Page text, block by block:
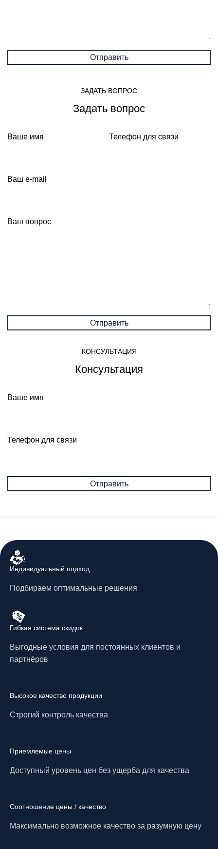
ЗАДАТЬ ВОПРОС
Задать вопрос
Ваше имя Телефон для связи
Ваш e-mail
Ваш вопрос
КОНСУЛЬТАЦИЯ
Консультация
Ваше имя
Телефон для связи
Индивидуальный подход
Подбираем оптимальные решения
Гибкая система скидок
Выгодные условия для постоянных клиентов и
партнёров
Высокое качество продукции
Строгий контроль качества
Приемлемые цены
Доступный уровень цен без ущерба для качества
Соотношение цены / качество
Максимально возможное качество за разумную цену